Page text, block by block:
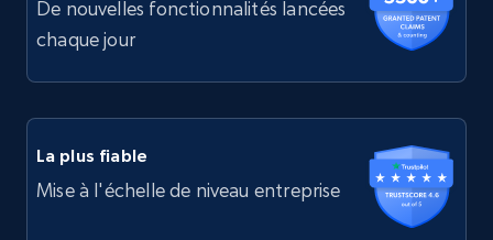
De nouvelles fonctionnalités lancées
chaque jour
La plus fiable
Mise à l'échelle de niveau entreprise